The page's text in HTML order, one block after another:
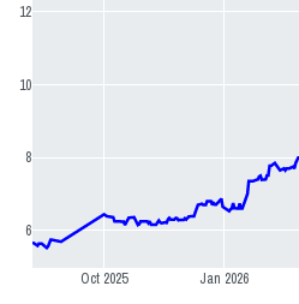
Oct 2025 Jan 2026
6
8
10
12